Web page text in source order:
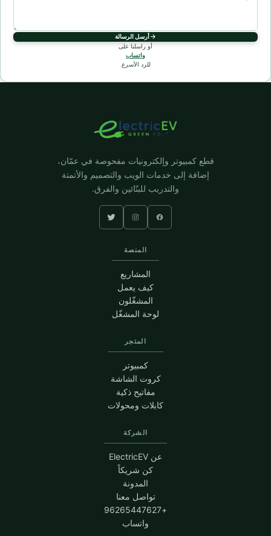
أرسل الرسالة
أو راسلنا على
واتساب
للرد الأسرع.
قطع كمبيوتر وإلكترونيات مفحوصة في عمّان،
إضافة إلى خدمات الويب والتصميم والأتمتة
والتدريب للبنّائين والفرق.
المنصة
المشاريع
كيف يعمل
المشغّلون
لوحة المشغّل
المتجر
كمبيوتر
كروت الشاشة
مفاتيح ذكية
كابلات ومحولات
الشركة
عن ElectricEV
كن شريكاً
المدونة
تواصل معنا
+96265447627
واتساب